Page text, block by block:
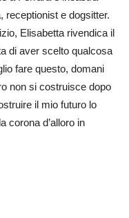
receptionist e dogsitter.
Elisabetta rivendica il
di aver scelto qualcosa
fare questo, domani
non si costruisce dopo
il mio futuro lo
corona d’alloro in